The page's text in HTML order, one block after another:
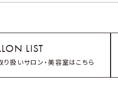
LIST
扱いサロン・美容室はこちら